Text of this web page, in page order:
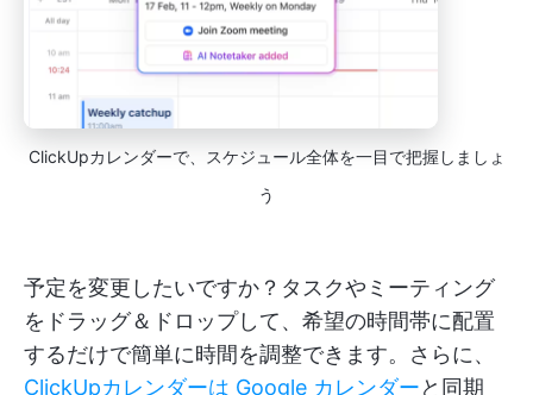
ClickUpカレンダーで、スケジュール全体を一目で把握しましょ
う
予定を変更したいですか？タスクやミーティング
をドラッグ＆ドロップして、希望の時間帯に配置
するだけで簡単に時間を調整できます。さらに、
ClickUpカレンダーは Google カレンダーと同期